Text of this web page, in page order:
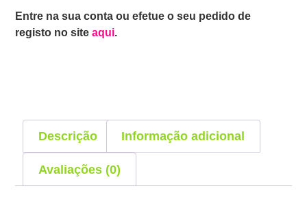
Entre na sua conta ou efetue o seu pedido de
registo no siteaqui.
Descrição Informação adicional
Avaliações (0)